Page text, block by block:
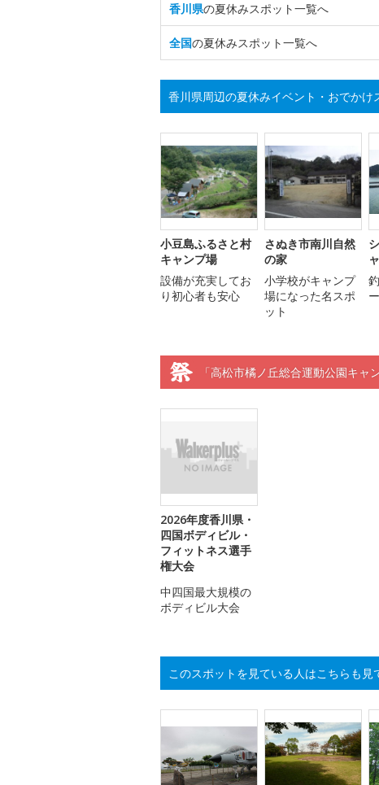
香川県の夏休みスポット一覧へ
全国の夏休みスポット一覧へ
香川県周辺の夏休みイベント・おでかけ
小豆島ふるさと村
キャンプ場
設備が充実してお
り初心者も安心
さぬき市南川自然
の家
小学校がキャンプ
場になった名スポ
ット
「高松市橘ノ丘総合運動公園キャ
2026年度香川県・
四国ボディビル・
フィットネス選手
権大会
中四国最大規模の
ボディビル大会
このスポットを見ている人はこちらも見